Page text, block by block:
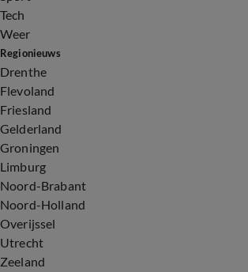
Tech
Weer
Regionieuws
Drenthe
Flevoland
Friesland
Gelderland
Groningen
Limburg
Noord-Brabant
Noord-Holland
Overijssel
Utrecht
Zeeland